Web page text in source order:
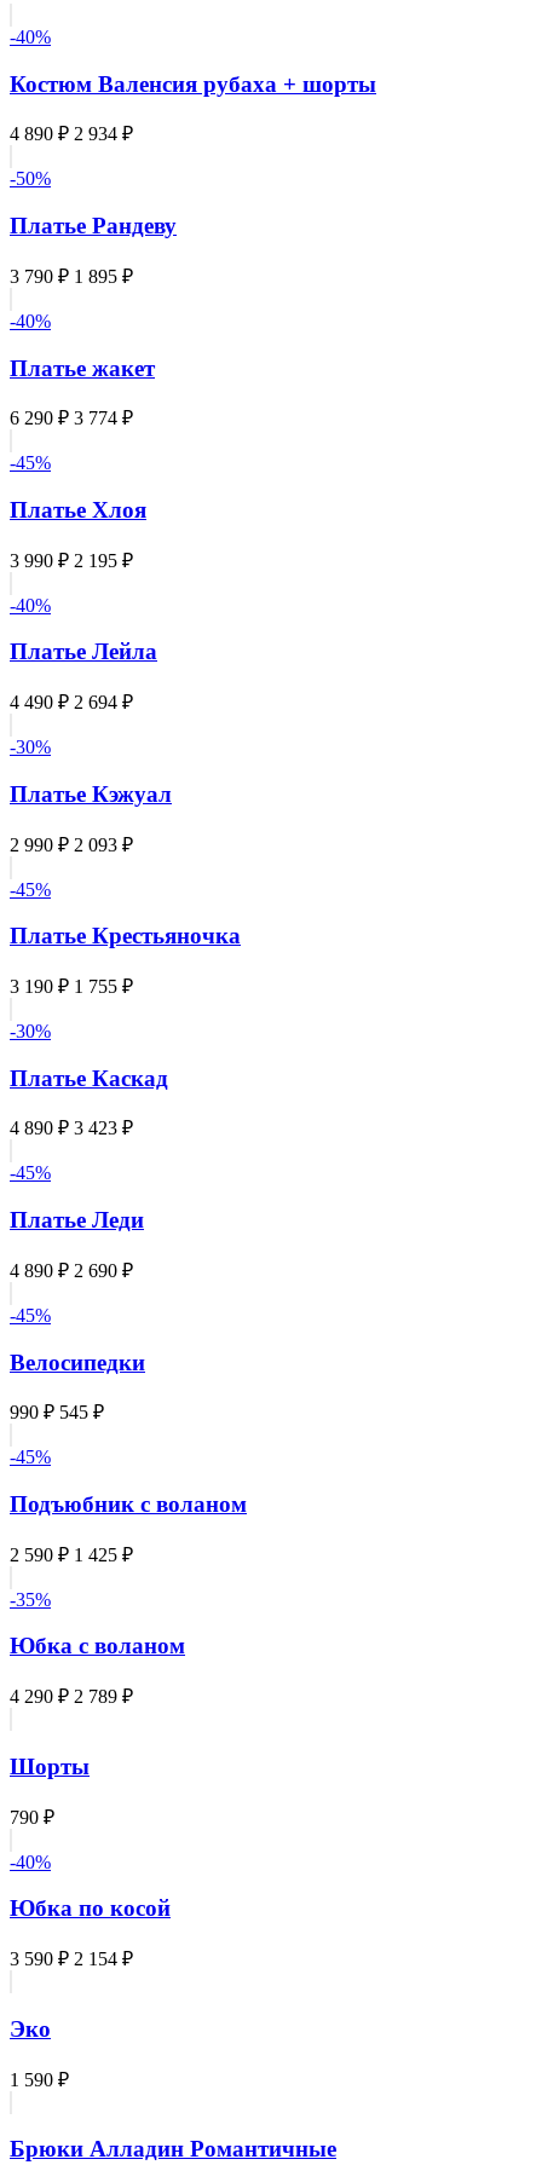
-40%
Костюм Валенсия рубаха + шорты
4 890 ₽ 2 934 ₽
-50%
Платье Рандеву
3 790 ₽ 1 895 ₽
-40%
Платье жакет
6 290 ₽ 3 774 ₽
-45%
Платье Хлоя
3 990 ₽ 2 195 ₽
-40%
Платье Лейла
4 490 ₽ 2 694 ₽
-30%
Платье Кэжуал
2 990 ₽ 2 093 ₽
-45%
Платье Крестьяночка
3 190 ₽ 1 755 ₽
-30%
Платье Каскад
4 890 ₽ 3 423 ₽
-45%
Платье Леди
4 890 ₽ 2 690 ₽
-45%
Велосипедки
990 ₽ 545 ₽
-45%
Подъюбник с воланом
2 590 ₽ 1 425 ₽
-35%
Юбка с воланом
4 290 ₽ 2 789 ₽
Шорты
790 ₽
-40%
Юбка по косой
3 590 ₽ 2 154 ₽
Эко
1 590 ₽
Брюки Алладин Романтичные